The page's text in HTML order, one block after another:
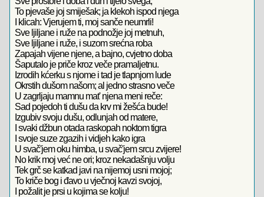
To pjevaše joj smiješak; ja klekoh ispod njega
I klicah: Vjerujem ti, moj sanče neumrli!
Sve ljiljane i ruže na podnožje joj metnuh,
Sve ljiljane i ruže, i suzom srećna roba
Zapajah vijene njene, a bajno, cvjetno doba
Šaputalo je priče kroz veče pramaljetnu.
Izrodih kćerku s njome i tad je tlapnjom lude
Okrstih dušom našom; al jedno strasno veče
U zagrljaju mamnu mat' njena meni reče:
Sad pojedoh ti dušu da krv mi žešća bude!
Izgubiv svoju dušu, odlunjah od matere,
I svaki džbun otada raskopah noktom tigra
I svoje suze zgazih i vidjeh kako igra
U svač'jem oku himba, u svač'jem srcu zvijere!
No krik moj već ne ori; kroz nekadašnju volju
Tek grč se katkad javi na nijemoj usni mojoj;
To kriče bog i đavo u vječnoj kavzi svojoj,
I požalit je prsi u kojima se kolju!